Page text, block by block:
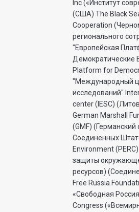
Inc («Институт
(США) The Black
Cooperation
регионального
"Европейская
Демократические
Platform for
"Международный
исследований"
center (IESC)
German Marshall
(GMF)
Соединенных
Environment
защиты
ресурсов)
Free Russia
«Свободная
Congress